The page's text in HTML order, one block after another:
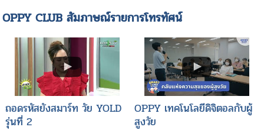
OPPY CLUB สัมภาษณ์รายการโทรทัศน์
ถอดรหัสยังสมาร์ท วัย YOLD
รุ่นที่ 2
OPPY เทคโนโลยีดิจิตอลกับผู้
สูงวัย